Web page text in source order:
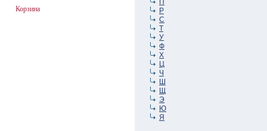
П
Р
С
Т
У
Ф
Х
Ц
Ч
Ш
Щ
Э
Ю
Я
Корзина